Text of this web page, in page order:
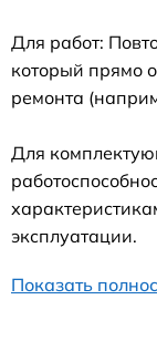
Для работ:
который прямо
ремонта
Для
эксплуатации.
Показать